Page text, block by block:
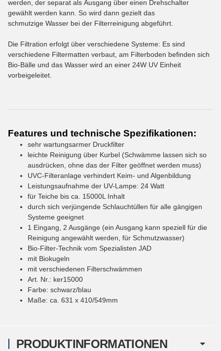
PRODUKTINFORMATIONEN
werden, der separat als Ausgang über einen Drehschalter
gewählt werden kann. So wird dann gezielt das
schmutzige Wasser bei der Filterreinigung abgeführt.
Die Filtration erfolgt über verschiedene Systeme: Es sind
verschiedene Filtermatten verbaut, am Filterboden befinden sich
Bio-Bälle und das Wasser wird an einer 24W UV Einheit
vorbeigeleitet.
Features und technische Spezifikationen:
sehr wartungsarmer Druckfilter
leichte Reinigung über Kurbel (Schwämme lassen sich so
ausdrücken, ohne das der Filter geöffnet werden muss)
UVC-Filteranlage verhindert Keim- und Algenbildung
Leistungsaufnahme der UV-Lampe: 24 Watt
für Teiche bis ca. 15000L Inhalt
durch sich verjüngende Schlauchtüllen für alle gängigen
Systeme geeignet
1 Eingang, 2 Ausgänge (ein Ausgang kann speziell für die
Reinigung angewählt werden, für Schmutzwasser)
Bio-Filter-Technik vom Spezialisten JAD
mit Biokugeln
mit verschiedenen Filterschwämmen
Art. Nr.: ker15000
Farbe: schwarz/blau
Maße: ca. 631 x 410/549mm